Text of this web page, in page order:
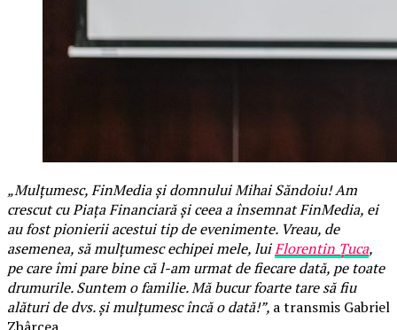
„Mulțumesc, FinMedia și domnului Mihai Săndoiu! Am
crescut cu Piața Financiară și ceea a însemnat FinMedia, ei
au fost pionierii acestui tip de evenimente. Vreau, de
asemenea, să mulțumesc echipei mele, luiFlorentin Țuca,
pe care îmi pare bine că l-am urmat de fiecare dată, pe toate
drumurile. Suntem o familie. Mă bucur foarte tare să fiu
alături de dvs. și mulțumesc încă o dată!”, a transmis Gabriel